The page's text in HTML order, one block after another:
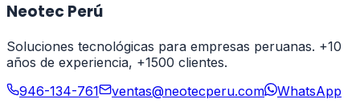
Neotec Perú
Soluciones tecnológicas para empresas peruanas. +10
años de experiencia, +1500 clientes.
946-134-761
ventas@neotecperu.com WhatsApp